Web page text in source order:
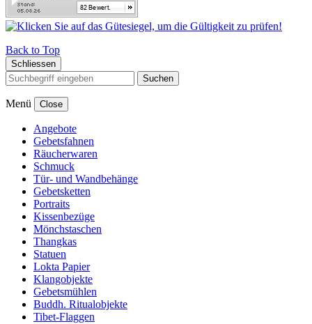
Back to Top
Schliessen
Suchen
Menü Close
Angebote
Gebetsfahnen
Räucherwaren
Schmuck
Tür- und Wandbehänge
Gebetsketten
Portraits
Kissenbezüge
Mönchstaschen
Thangkas
Statuen
Lokta Papier
Klangobjekte
Gebetsmühlen
Buddh. Ritualobjekte
Tibet-Flaggen